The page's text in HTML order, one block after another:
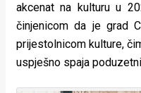
akcenat na kulturu u
činjenicom da je grad
prijestolnicom kulture,
uspješno spaja